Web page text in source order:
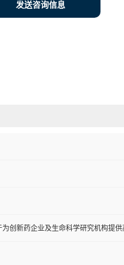
发送咨询信息
为创新药企业及生命科学研究机构提